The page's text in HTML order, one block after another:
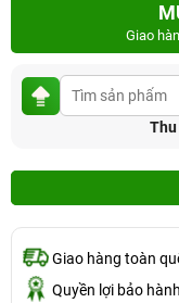
Giao
Giao hàng toàn
Quyền lợi bảo